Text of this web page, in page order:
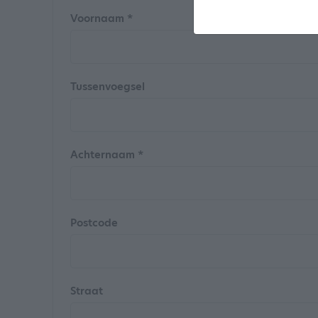
Voornaam *
Tussenvoegsel
Achternaam *
Postcode
Straat